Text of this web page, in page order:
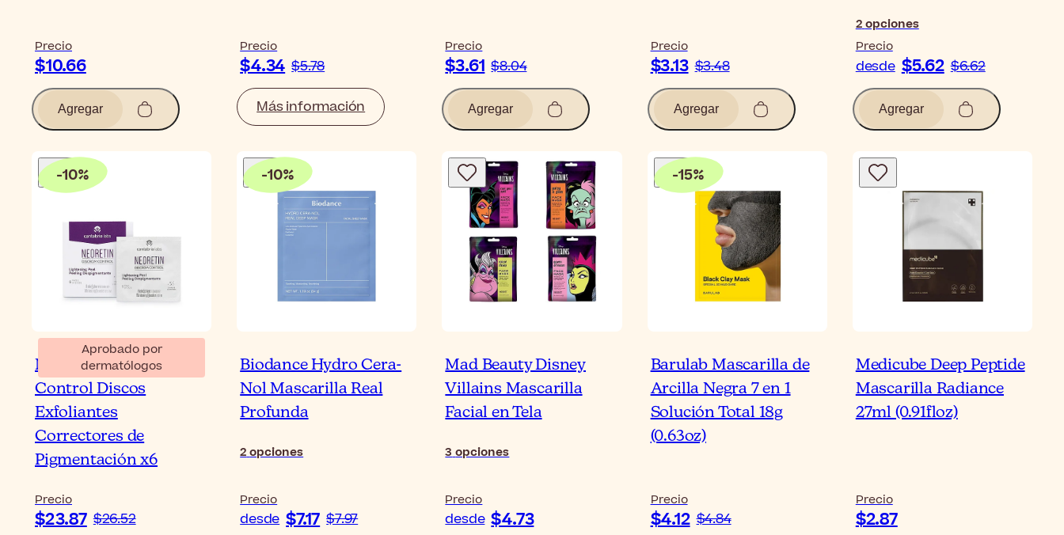
Precio
$10.66
Agregar
Precio
$4.34 $5.78
Más información
Precio
$3.61 $8.04
Agregar
Precio
$3.13 $3.48
Agregar
2opciones
Precio
desde $5.62 $6.62
Agregar
-10%
Aprobado por
dermatólogos
Neoretin Discrom
Control Discos
Exfoliantes
Correctores de
Pigmentación x6
Precio
$23.87 $26.52
-10%
Biodance Hydro Cera-
Nol Mascarilla Real
Profunda
2opciones
Precio
desde $7.17 $7.97
Mad Beauty Disney
Villains Mascarilla
Facial en Tela
3 opciones
Precio
desde $4.73
-15%
Barulab Mascarilla de
Arcilla Negra 7 en 1
Solución Total 18g
(0.63oz)
Precio
$4.12 $4.84
Medicube Deep Peptide
Mascarilla Radiance
27ml (0.91floz)
Precio
$2.87